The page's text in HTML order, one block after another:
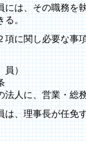
は、その職務を
る。
に関し必要な事
）
人に、営業・総
、理事長が任免